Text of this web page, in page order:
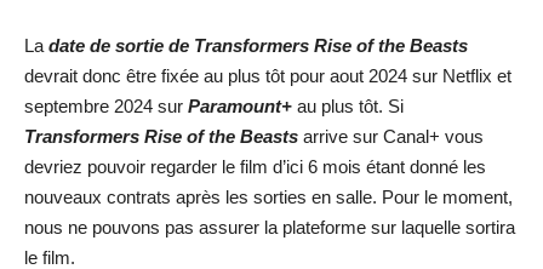
La date de sortie de Transformers Rise of the Beasts
devrait donc être fixée au plus tôt pour aout 2024 sur Netflix et
septembre 2024 sur Paramount+ au plus tôt. Si
Transformers Rise of the Beasts arrive sur Canal+ vous
devriez pouvoir regarder le film d’ici 6 mois étant donné les
nouveaux contrats après les sorties en salle. Pour le moment,
nous ne pouvons pas assurer la plateforme sur laquelle sortira
le film.